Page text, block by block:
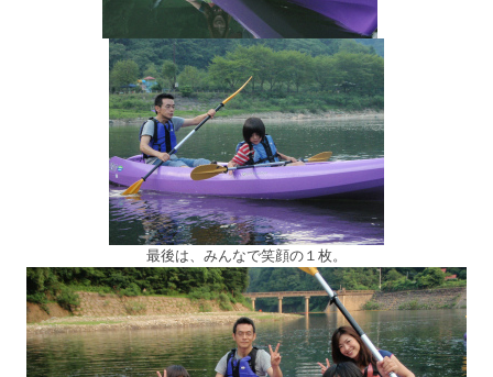
最後は、みんなで笑顔の１枚。